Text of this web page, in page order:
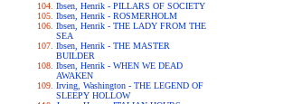
Ibsen, Henrik - PILLARS OF SOCIETY
Ibsen, Henrik - ROSMERHOLM
Ibsen, Henrik - THE LADY FROM THE
SEA
Ibsen, Henrik - THE MASTER
BUILDER
Ibsen, Henrik - WHEN WE DEAD
AWAKEN
Irving, Washington - THE LEGEND OF
SLEEPY HOLLOW